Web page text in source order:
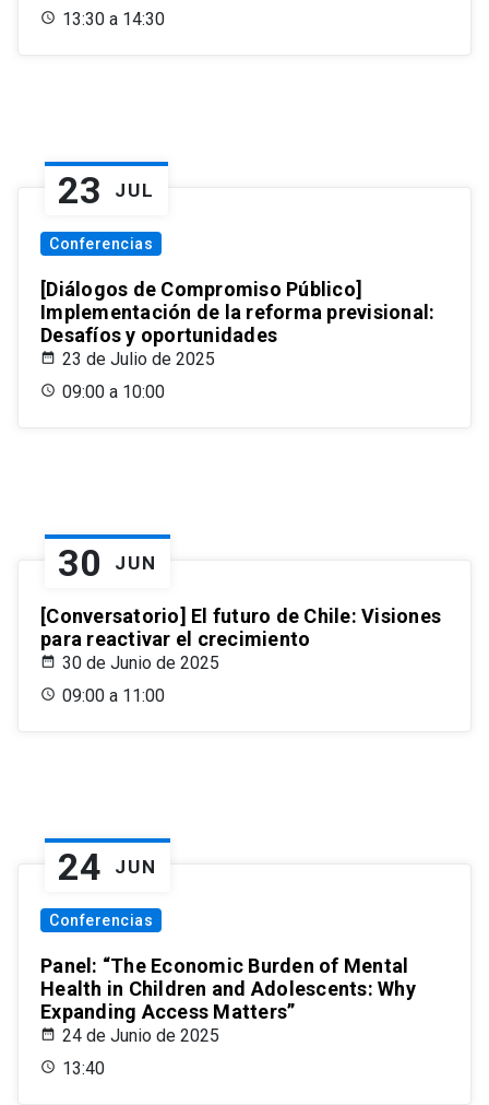
13:30 a 14:30
23 JUL
Conferencias
[Diálogos de Compromiso Público]
Implementación de la reforma previsional:
Desafíos y oportunidades
23 de Julio de 2025
09:00 a 10:00
30 JUN
[Conversatorio] El futuro de Chile: Visiones
para reactivar el crecimiento
30 de Junio de 2025
09:00 a 11:00
24 JUN
Conferencias
Panel: “The Economic Burden of Mental
Health in Children and Adolescents: Why
Expanding Access Matters”
24 de Junio de 2025
13:40